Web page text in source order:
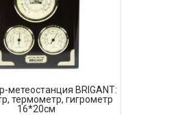
метеостанция BRIGANT:
термометр, гигрометр
16*20см